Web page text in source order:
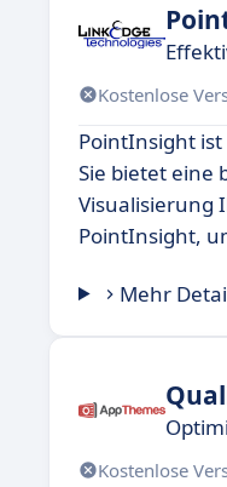
Kostenlose
PointInsight
Sie bietet eine
Visualisierung
PointInsight,
Mehr
Kostenlose